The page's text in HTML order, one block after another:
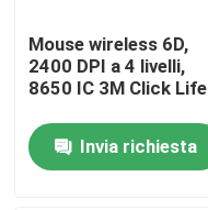
Casa.
Prodotti
Mouse wireless 6D,
2400 DPI a 4 livelli,
8650 IC 3M Click Life
Invia richiesta